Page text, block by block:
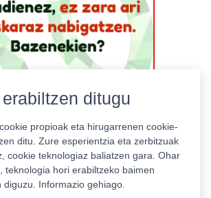
ditugu
propioak eta hirugarrenen cookie-
ditu. Zure esperientzia eta zerbitzuak
cookie teknologiaz baliatzen gara. Ohar
teknologia hori erabiltzeko baimen
Informazio gehiago.